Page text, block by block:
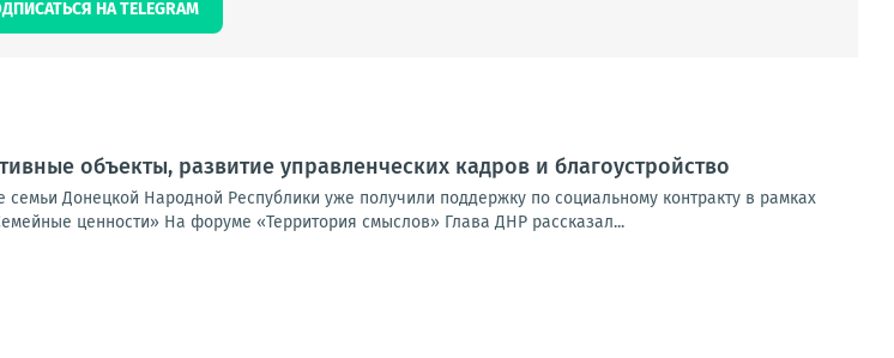
НА TELEGRAM
объекты, развитие управленческих кадров и благоустройство
Донецкой Народной Республики уже получили поддержку по социальному контракту в рамках
ценности» На форуме «Территория смыслов» Глава ДНР рассказал...